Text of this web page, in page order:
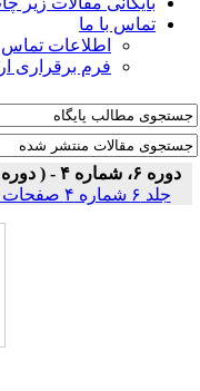
تماس با ما
اطلاعات تماس
فرم برقراری
دوره ۶، شماره ۴ - ( دوره ۶، شماره ۴ (پیاپی ۲۲) ۱۴۰۴ )
جلد ۶ شماره ۴ صفحات ۵۹۵-۵۸۲